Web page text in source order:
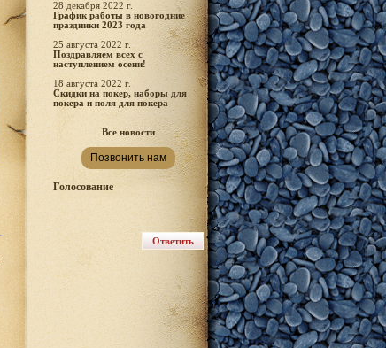
28 декабря 2022 г.
График работы в новогодние
праздники 2023 года
25 августа 2022 г.
Поздравляем всех с
наступлением осени!
18 августа 2022 г.
Скидки на покер, наборы для
покера и поля для покера
Все новости
Позвонить нам
Голосование